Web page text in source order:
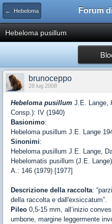
← Hebeloma
Hebeloma pusillum
brunoceppo
28 lug 2008
Hebeloma pusillum J.E. Lange,
Consp.): IV (1940)
Basionimo:
Hebeloma pusillum J.E. Lange
Sinonimi:
Hebeloma pusillum J.E. Lange,
Hebelomatis pusillum (J.E.
A.: 146 (1979) [1977]
Descrizione della raccolta:
della raccolta e dall'exsiccatum”.
Pileo 0,5-15 mm, all’inizio
umbone, margine leggermente